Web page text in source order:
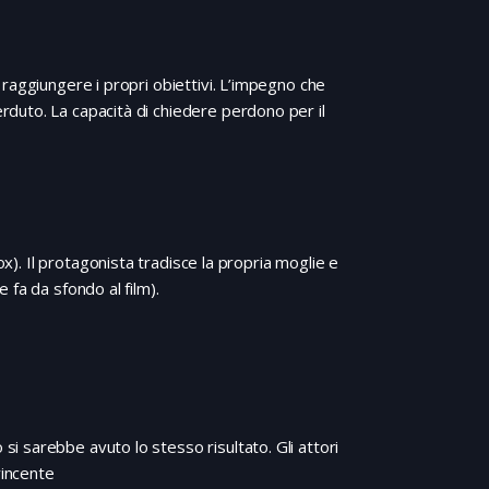
i propri obiettivi. L’impegno che
La capacità di chiedere perdono per il
Il protagonista tradisce la propria moglie e
fa da sfondo al film).
si sarebbe avuto lo stesso risultato. Gli attori